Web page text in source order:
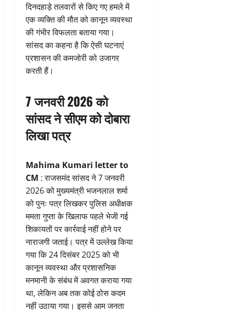
दिनदहाड़े तलवारों से किए गए हमले में
एक व्यक्ति की मौत को कानून व्यवस्था
की गंभीर विफलता बताया गया।
सांसद का कहना है कि ऐसी घटनाएं
प्रशासन की कमजोरी को उजागर
करती हैं।
7 जनवरी 2026 को
सांसद ने सीएम को दोबारा
लिखा पत्र
Mahima Kumari letter to
CM : राजसमंद सांसद ने 7 जनवरी
2026 को मुख्यमंत्री भजनलाल शर्मा
को पुनः पत्र लिखकर पुलिस अधीक्षक
ममता गुप्ता के खिलाफ पहले भेजी गई
शिकायतों पर कार्रवाई नहीं होने पर
नाराजगी जताई। पत्र में उल्लेख किया
गया कि 24 दिसंबर 2025 को भी
कानून व्यवस्था और प्रशासनिक
मनमानी के संबंध में अवगत कराया गया
था, लेकिन अब तक कोई ठोस कदम
नहीं उठाया गया। इससे आम जनता